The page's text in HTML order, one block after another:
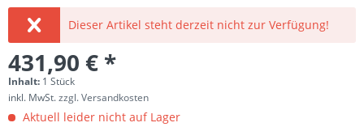
Dieser Artikel steht derzeit nicht zur Verfügung!
431,90 € *
Inhalt: 1 Stück
inkl. MwSt.zzgl. Versandkosten
Aktuell leider nicht auf Lager